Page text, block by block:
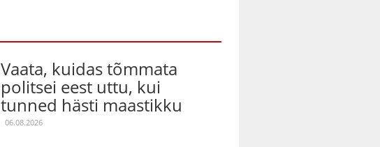
Vaata, kuidas tõmmata
politsei eest uttu, kui
tunned hästi maastikku
06.08.2026